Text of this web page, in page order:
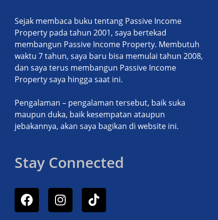
Sejak membaca buku tentang Passive Income
Property pada tahun 2001, saya bertekad
membangun Passive Income Property. Membutuh
waktu 7 tahun, saya baru bisa memulai tahun 2008,
dan saya terus membangun Passive Income
Property saya hingga saat ini.
Pengalaman – pengalaman tersebut, baik suka
maupun duka, baik kesempatan ataupun
jebakannya, akan saya bagikan di website ini.
Stay Connected